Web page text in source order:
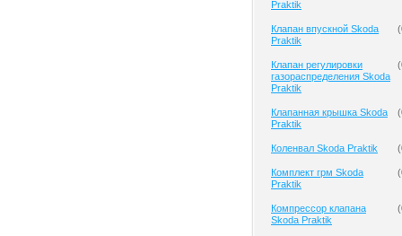
Praktik
Клапан впускной Skoda
Praktik
(
Клапан регулировки
газораспределения Skoda
Praktik
(
Клапанная крышка Skoda
Praktik
(
Коленвал Skoda Praktik (
Комплект грм Skoda
Praktik
(
Компрессор клапана
Skoda Praktik
(